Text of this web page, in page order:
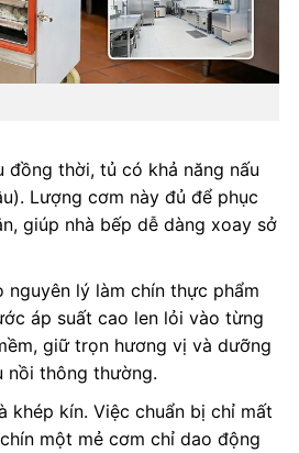
đồng thời, tủ có khả năng nấu
Lượng cơm này đủ để phục
giúp nhà bếp dễ dàng xoay sở
nguyên lý làm chín thực phẩm
áp suất cao len lỏi vào từng
giữ trọn hương vị và dưỡng
nồi thông thường.
khép kín. Việc chuẩn bị chỉ mất
một mẻ cơm chỉ dao động